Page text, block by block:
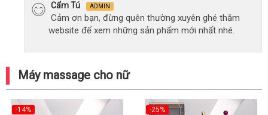
Cẩm Tú ADMIN
Cảm ơn bạn, đừng quên thường xuyên ghé thăm
website để xem những sản phẩm mới nhất nhé.
Máy massage cho nữ
-14%
-25%